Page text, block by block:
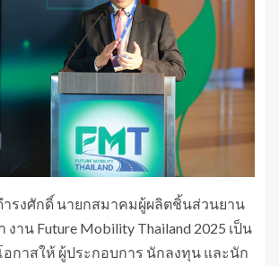
รงศักดิ์ นายกสมาคมผู้ผลิตชิ้นส่วนยาน
งาน Future Mobility Thailand 2025 เป็น
กาสให้ ผู้ประกอบการ นักลงทุน และนัก